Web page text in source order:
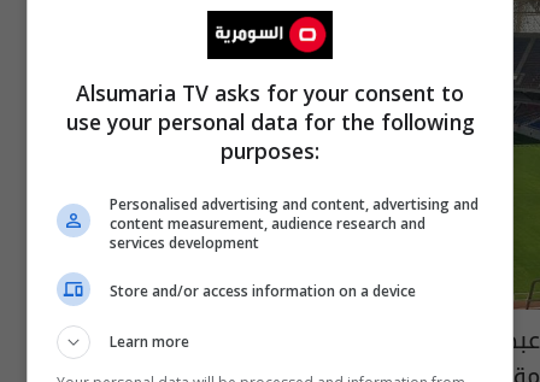
عبطان: الحملة التسقيطية ضد ملعب النجف
Alsumaria TV asks for your consent to
use your personal data for the following
purposes:
Personalised advertising and content, advertising and
content measurement, audience research and
services development
Store and/or access information on a device
Learn more